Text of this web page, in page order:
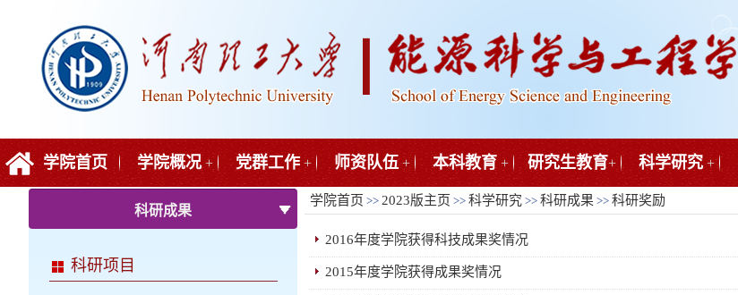
学院首页 学院概况 + 党群工作 + 师资队伍 + 本科教育 + 研究生教育+ 科学研究 +
科研成果
科研项目
学院首页 >> 2023版主页 >> 科学研究 >> 科研成果 >> 科研奖励
2016年度学院获得科技成果奖情况
2015年度学院获得成果奖情况